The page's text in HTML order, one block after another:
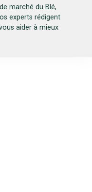
marché du Blé,
experts rédigent
aider à mieux